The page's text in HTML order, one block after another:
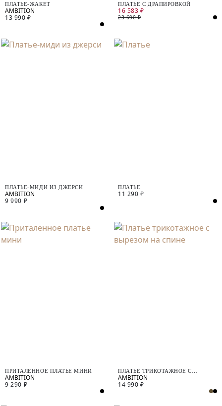
ПЛАТЬЕ-ЖАКЕТ
13 990 ₽
ПЛАТЬЕ С ДРАПИРОВКОЙ
16 583 ₽
23 690 ₽
ПЛАТЬЕ-МИДИ ИЗ ДЖЕРСИ
9 990 ₽
ПЛАТЬЕ
11 290 ₽
ПРИТАЛЕННОЕ ПЛАТЬЕ МИНИ
9 290 ₽
ПЛАТЬЕ ТРИКОТАЖНОЕ С
ВЫРЕЗОМ НА СПИНЕ
14 990 ₽